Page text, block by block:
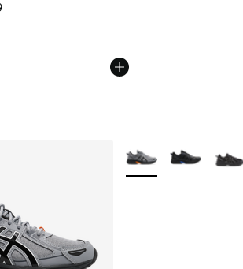
Sale. Der Preis ist von € 149,99 auf €
Weitere Farben